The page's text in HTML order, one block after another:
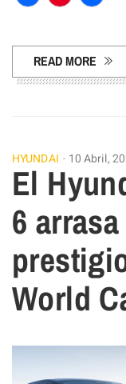
Facebook
READ MORE
HYUNDAI 10 Abril,
El
6
World